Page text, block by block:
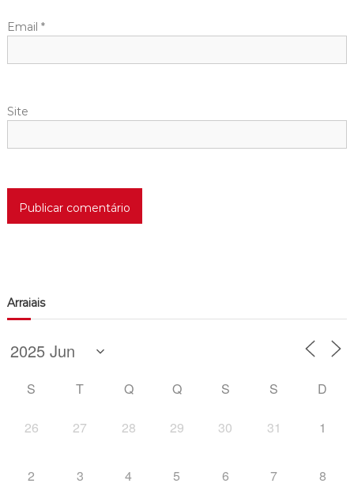
Email *
Site
Arraiais
S T Q Q S S D
26 27 28 29 30 31 1
2 3 4 5 6 7 8